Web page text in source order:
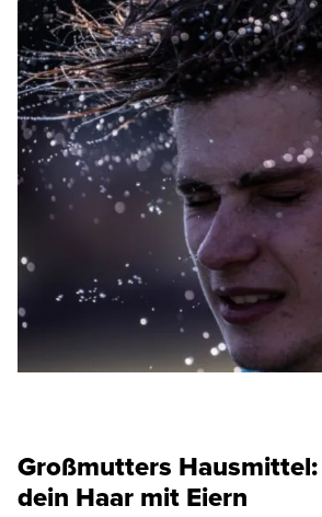
Großmutters Hausmittel:
dein Haar mit Eiern